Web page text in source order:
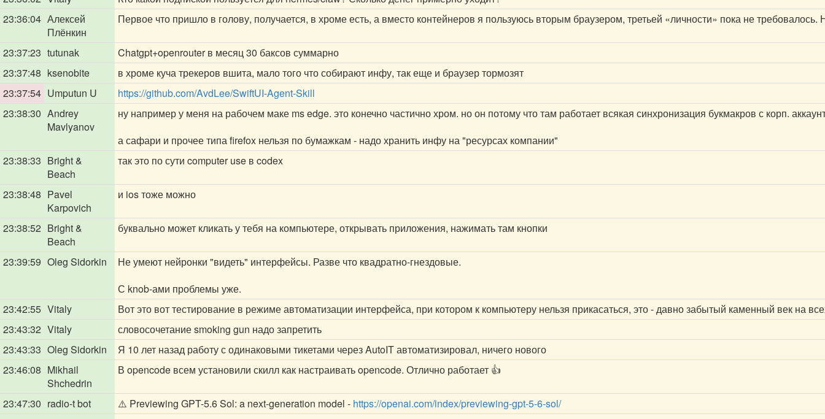
23:36:04 Алексей
Плёнкин
Первое что пришло в голову, получается, в хроме есть, а вместо контейнеров я пользуюсь вторым браузером, третьей «личности» пока не требовалось.
23:37:23 tutunak
Chatgpt+openrouter в месяц 30 баксов суммарно
23:37:48 ksenobite
в хроме куча трекеров вшита, мало того что собирают инфу, так еще и браузер тормозят
23:37:54 Umputun U
https://github.com/AvdLee/SwiftUI-Agent-Skill
23:38:30 Andrey
Mavlyanov
ну например у меня на рабочем маке ms edge. это конечно частично хром. но он потому что там работает всякая синхронизация букмакров с корп.
а сафари и прочее типа firefox нельзя по бумажкам - надо хранить инфу на "ресурсах компании"
23:38:33 Bright &
Beach
так это по сути computer use в codex
23:38:48 Pavel
Karpovich
и ios тоже можно
23:38:52 Bright &
Beach
буквально может кликать у тебя на компьютере, открывать приложения, нажимать там кнопки
23:39:59 Oleg Sidorkin
Не умеют нейронки "видеть" интерфейсы. Разве что квадратно-гнездовые.
С knob-ами проблемы уже.
23:42:55 Vitaly
Вот это вот тестирование в режиме автоматизации интерфейса, при котором к компьютеру нельзя прикасаться, это - давно забытый каменный век на
23:43:32 Vitaly
словосочетание smoking gun надо запретить
23:43:33 Oleg Sidorkin
Я 10 лет назад работу с одинаковыми тикетами через AutoIT автоматизировал, ничего нового
23:46:08 Mikhail
Shchedrin
В opencode всем установили скилл как настраивать opencode. Отлично работает 👍
23:47:30 radio-t bot ⚠️ Previewing GPT-5.6 Sol: a next-generation model - https://openai.com/index/previewing-gpt-5-6-sol/